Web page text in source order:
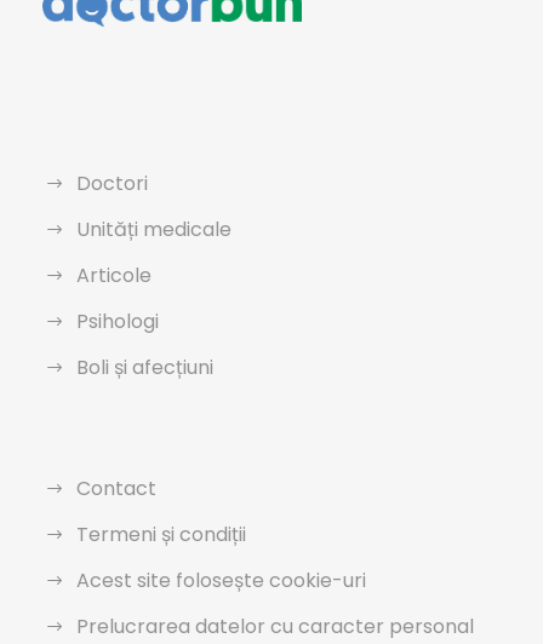
Doctori
Unități medicale
Articole
Psihologi
Boli și afecțiuni
Contact
Termeni și condiții
Acest site folosește cookie-uri
Prelucrarea datelor cu caracter personal